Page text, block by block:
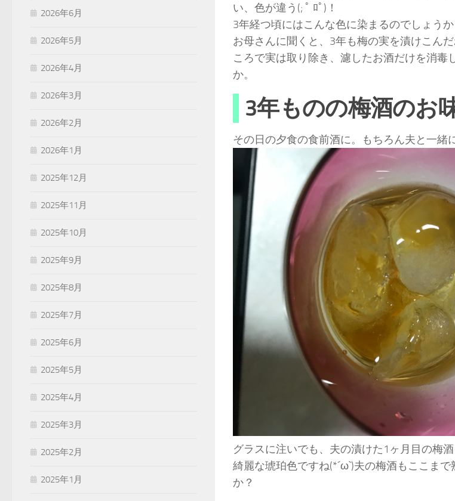
い、色が違う(; ﾟ ﾛﾟ)！
3年経つ頃にはこんな色に染まるのでしょうか
お母さんに聞くと、3年も梅の実を漬けこん
ころで実は取り除き、濾したお酒だけを消毒
か。
3年ものの梅酒のお
その日の夕食の食前酒に。もちろん夫と一緒
グラスに注いでも、夫の漬けた1ヶ月目の梅
綺麗な琥珀色ですね(*´ω`)夫の梅酒もここま
か？
2026年6月
2026年5月
2026年4月
2026年3月
2026年2月
2026年1月
2025年12月
2025年11月
2025年10月
2025年9月
2025年8月
2025年7月
2025年6月
2025年5月
2025年4月
2025年3月
2025年2月
2025年1月